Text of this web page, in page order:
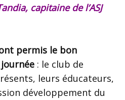
capitaine de l’ASJ
permis le bon
: le club de
leurs éducateurs,
développement du